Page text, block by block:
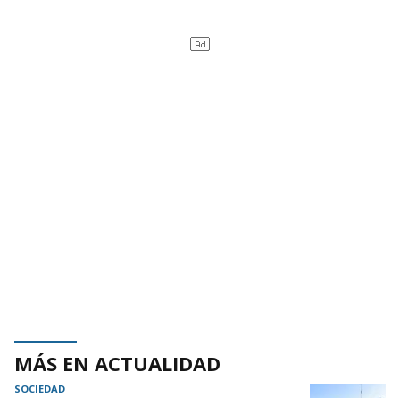
MÁS EN ACTUALIDAD
SOCIEDAD